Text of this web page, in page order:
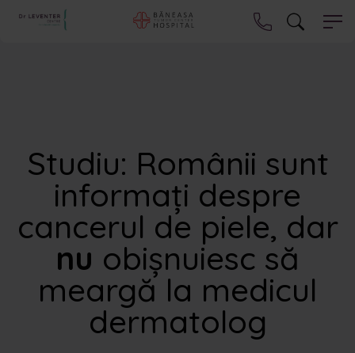
Studiu: Românii sunt
informați despre
cancerul de piele, dar
nu obișnuiesc să
meargă la medicul
dermatolog